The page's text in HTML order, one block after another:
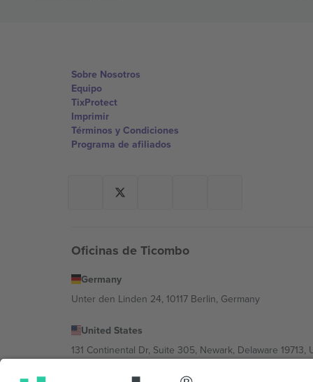
Sobre Nosotros
Equipo
TixProtect
Imprimir
Términos y Condiciones
Programa de afiliados
Oficinas de Ticombo
Germany
Unter den Linden 24, 10117 Berlin, Germany
United States
131 Continental Dr, Suite 305, Newark, Delaware 19713,